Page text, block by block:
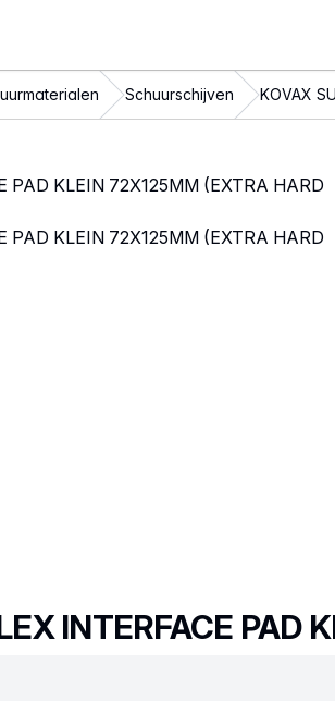
Schuurschijven KOVAX
INTERFACE PAD